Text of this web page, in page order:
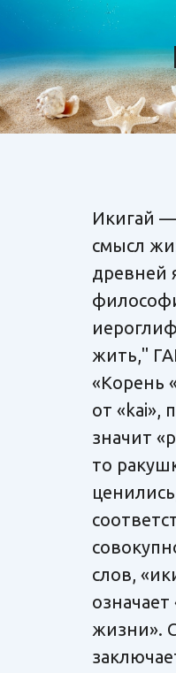
Икигай
смысл
древней
жить,"
«Корень
от «kai»,
значит
то
слов,
жизни».